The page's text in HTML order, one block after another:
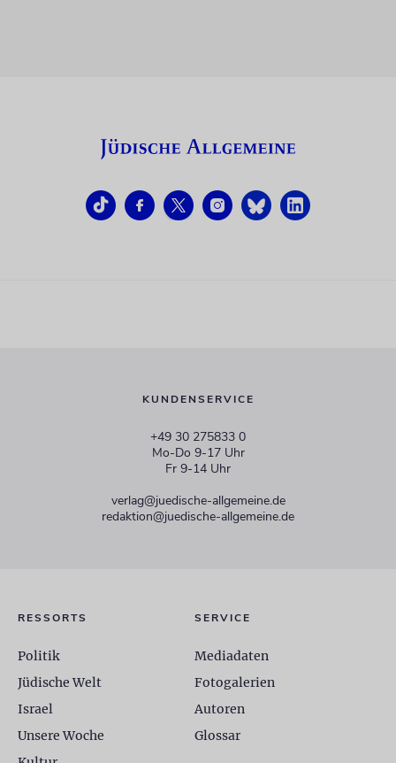
KUNDENSERVICE
+49 30 275833 0
Mo-Do 9-17 Uhr
Fr 9-14 Uhr
verlag@juedische-allgemeine.de
redaktion@juedische-allgemeine.de
RESSORTS
Politik
Jüdische Welt
Israel
Unsere Woche
SERVICE
Mediadaten
Fotogalerien
Autoren
Glossar